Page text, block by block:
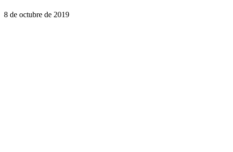
8 de octubre de 2019